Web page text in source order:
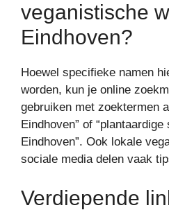
veganistische
Eindhoven?
Hoewel specifieke namen
worden, kun je online
gebruiken met zoektermen
Eindhoven” of
Eindhoven”. Ook lokale
sociale media delen vaak
Verdiepende